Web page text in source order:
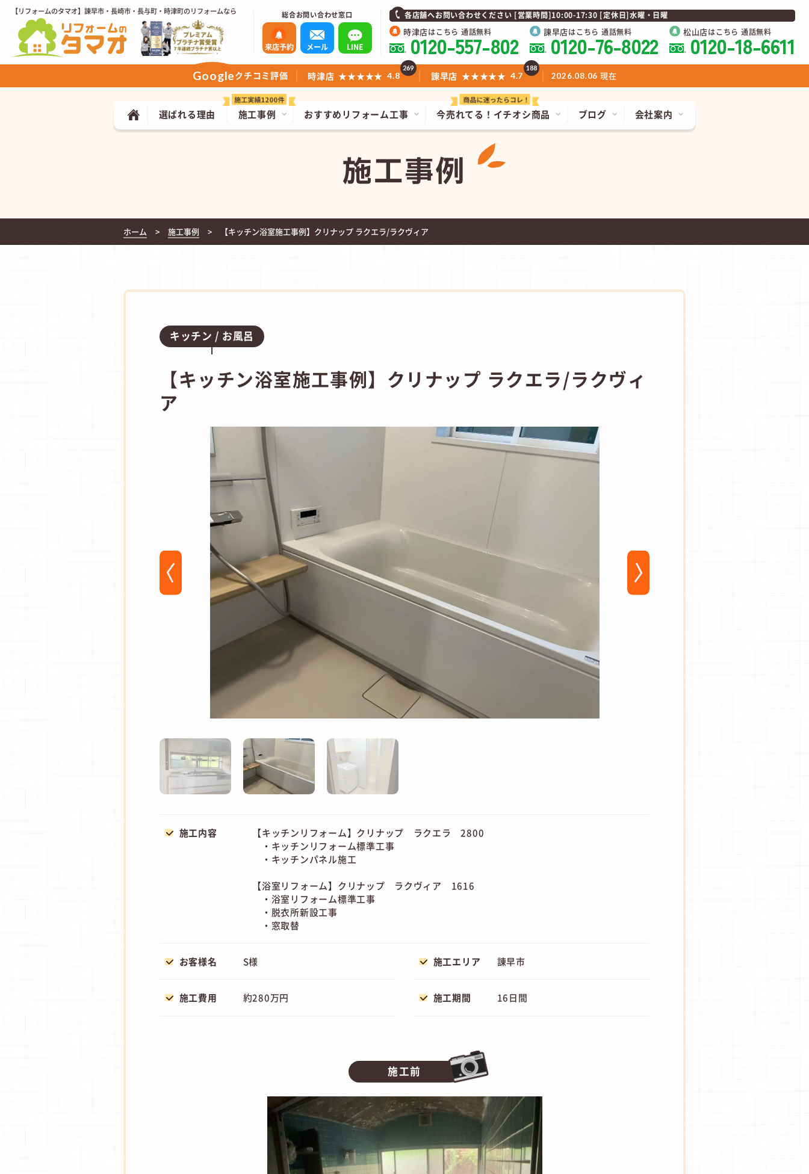
【リフォームのタマオ】諫早市・長崎市・長与町・時津町のリフォームなら 総合お問い合わせ窓口
来店予約 メール LINE
各店舗へお問い合わせください [営業時間]10:00-17:30 [定休日]水曜・日曜
時津店はこちら 通話無料
0120-557-802 諫早店はこちら 通話無料
0120-76-8022 松山店はこちら 通話無料
0120-18-6611
今売れてる！ イチオシ商品
施工事例 おすすめリフォーム工事
選ばれる理由 ブログ 会社案内
Googleクチコミ評価 時津店 ★★★★★ 4.8
269
諫早店 ★★★★★ 4.7
188
2026.08.06 現在
施工事例
ホーム 施工事例 【キッチン浴室施工事例】クリナップ ラクエラ/ラクヴィア
キッチン お風呂
【キッチン浴室施工事例】クリナップ ラクエラ/ラクヴィ
ア
施工内容
【キッチンリフォーム】クリナップ ラクエラ 2800
・キッチンリフォーム標準工事
・キッチンパネル施工
【浴室リフォーム】クリナップ ラクヴィア 1616
・浴室リフォーム標準工事
・脱衣所新設工事
・窓取替
お客様名 S様 施工エリア 諌早市
施工費用 約280万円 施工期間 16日間
施工前